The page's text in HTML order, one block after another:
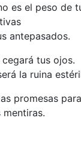
es el peso de
antepasados.
tus ojos.
la ruina
promesas
mentiras.